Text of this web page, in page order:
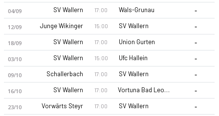
04/09 SV Wallern 17:00 Wals-Grunau -
12/09 Junge Wikinger 15:00 SV Wallern -
18/09 SV Wallern 17:00 Union Gurten -
03/10 SV Wallern 15:00 Ufc Hallein -
09/10 Schallerbach 17:00 SV Wallern -
16/10 SV Wallern 17:00 Vortuna Bad Leonfelden -
23/10 Vorwärts Steyr 17:00 SV Wallern -